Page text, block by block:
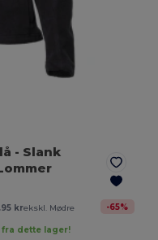
- Slank
krekskl. Mødre -65%
fra dette lager!